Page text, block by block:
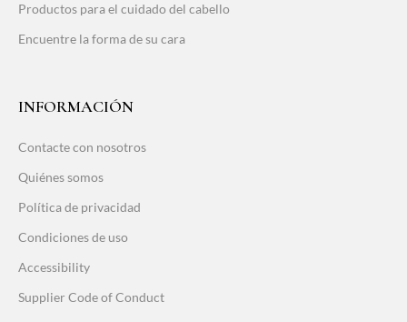
Productos para el cuidado del cabello
Encuentre la forma de su cara
INFORMACIÓN
Contacte con nosotros
Quiénes somos
Política de privacidad
Condiciones de uso
Accessibility
Supplier Code of Conduct